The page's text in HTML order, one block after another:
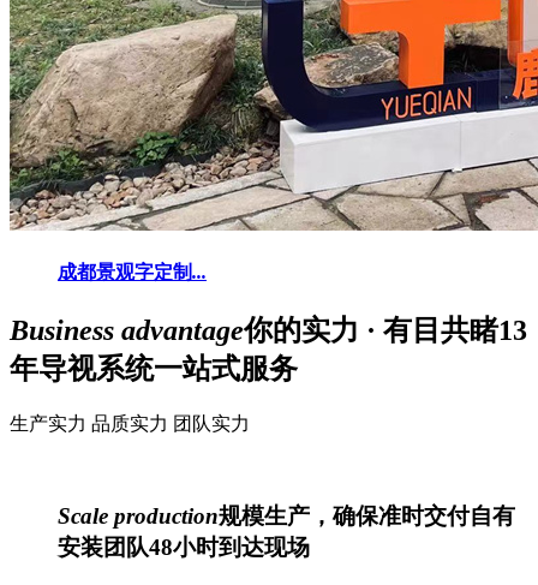
成都景观字定制...
Business advantage你的实力 · 有目共睹13
年导视系统一站式服务
生产实力 品质实力 团队实力
Scale production规模生产，确保准时交付自有
安装团队48小时到达现场